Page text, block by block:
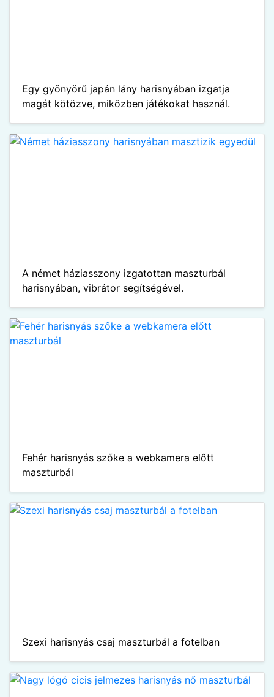
Egy gyönyörű japán lány harisnyában izgatja
magát kötözve, miközben játékokat használ.
A német háziasszony izgatottan maszturbál
harisnyában, vibrátor segítségével.
Fehér harisnyás szőke a webkamera előtt
maszturbál
Szexi harisnyás csaj maszturbál a fotelban